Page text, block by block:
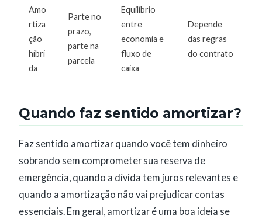
Amo
rtiza
ção
híbri
da
Parte no
prazo,
parte na
parcela
Equilíbrio
entre
economia e
fluxo de
caixa
Depende
das regras
do contrato
Quando faz sentido amortizar?
Faz sentido amortizar quando você tem dinheiro
sobrando sem comprometer sua reserva de
emergência, quando a dívida tem juros relevantes e
quando a amortização não vai prejudicar contas
essenciais. Em geral, amortizar é uma boa ideia se